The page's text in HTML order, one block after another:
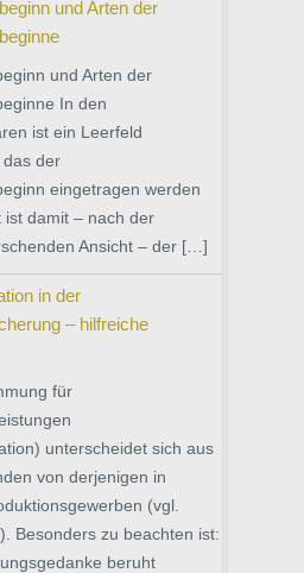
und Arten der
und Arten der
In den
ist ein Leerfeld
der
eingetragen werden
ist damit – nach der
Ansicht – der […]
in der
– hilfreiche
für
unterscheidet sich aus
von derjenigen in
(vgl.
Besonders zu beachten ist:
beruht